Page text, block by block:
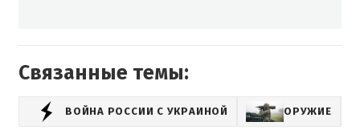
Связанные темы:
ВОЙНА РОССИИ С УКРАИНОЙ ОРУЖИЕ